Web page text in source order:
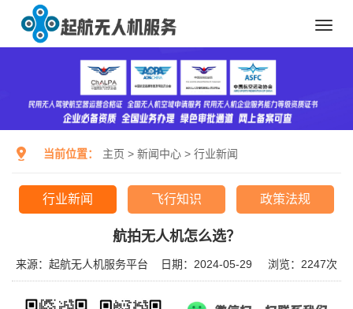
当前位置： 主页 > 新闻中心 > 行业新闻
行业新闻 飞行知识 政策法规
航拍无人机怎么选？
来源：起航无人机服务平台 日期：2024-05-29 浏览： 2247次